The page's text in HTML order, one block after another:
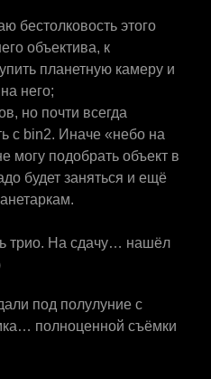
бестолковость этого
объектива, к
планетную камеру и
него;
но почти всегда
с bin2. Иначе «небо на
могу подобрать объект в
будет заняться и ещё
трио. На сдачу… нашёл
под полулуние с
полноценной съёмки